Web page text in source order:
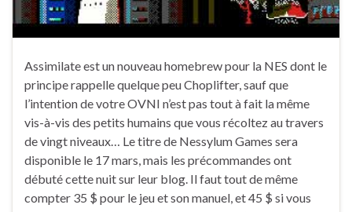
Assimilate est un nouveau homebrew pour la NES dont le
principe rappelle quelque peu Choplifter, sauf que
l’intention de votre OVNI n’est pas tout à fait la même
vis-à-vis des petits humains que vous récoltez au travers
de vingt niveaux… Le titre de Nessylum Games sera
disponible le 17 mars, mais les précommandes ont
débuté cette nuit sur leur blog. Il faut tout de même
compter 35 $ pour le jeu et son manuel, et 45 $ si vous